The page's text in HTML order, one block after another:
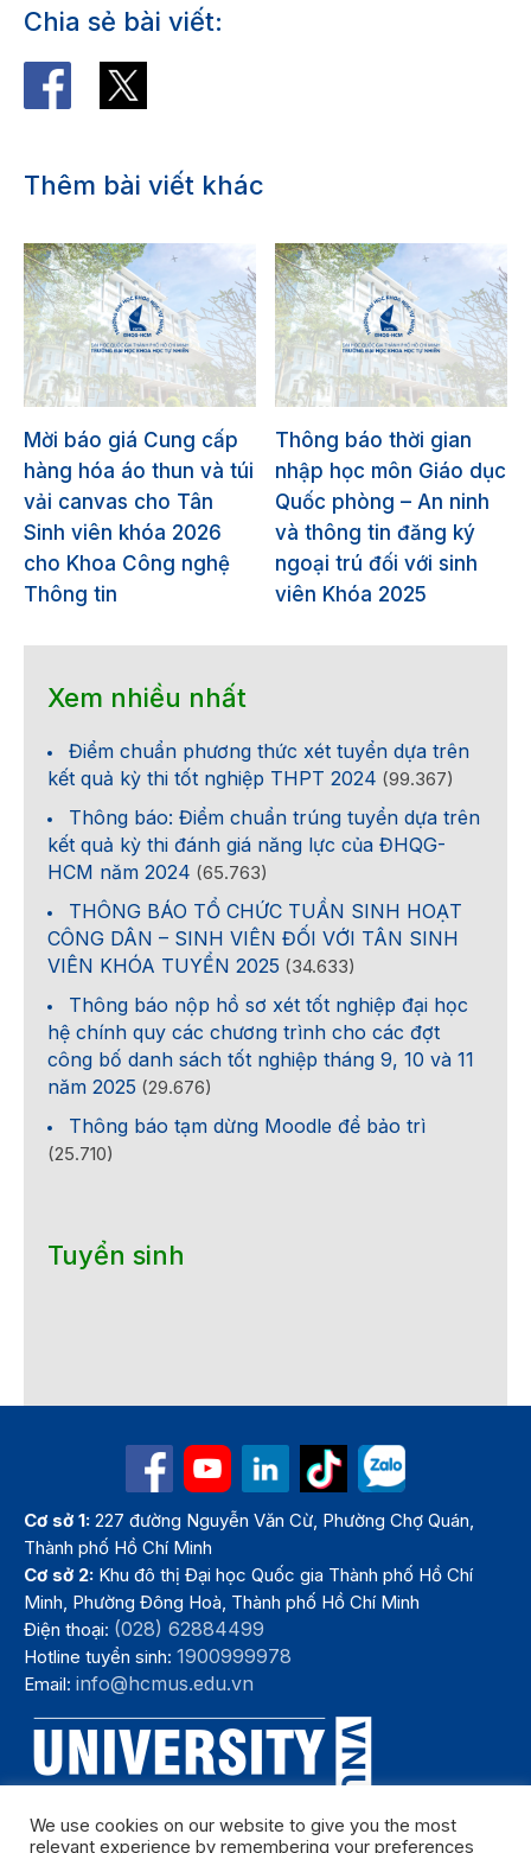
Chia sẻ bài viết:
Thêm bài viết khác
Mời báo giá Cung cấp
hàng hóa áo thun và túi
vải canvas cho Tân
Sinh viên khóa 2026
cho Khoa Công nghệ
Thông tin
Thông báo thời gian
nhập học môn Giáo dục
Quốc phòng – An ninh
và thông tin đăng ký
ngoại trú đối với sinh
viên Khóa 2025
Xem nhiều nhất
Điểm chuẩn phương thức xét tuyển dựa trên
kết quả kỳ thi tốt nghiệp THPT 2024 (99.367)
Thông báo: Điểm chuẩn trúng tuyển dựa trên
kết quả kỳ thi đánh giá năng lực của ĐHQG-
HCM năm 2024 (65.763)
THÔNG BÁO TỔ CHỨC TUẦN SINH HOẠT
CÔNG DÂN – SINH VIÊN ĐỐI VỚI TÂN SINH
VIÊN KHÓA TUYỂN 2025 (34.633)
Thông báo nộp hồ sơ xét tốt nghiệp đại học
hệ chính quy các chương trình cho các đợt
công bố danh sách tốt nghiệp tháng 9, 10 và 11
năm 2025 (29.676)
Thông báo tạm dừng Moodle để bảo trì
(25.710)
Tuyển sinh
Cơ sở 1: 227 đường Nguyễn Văn Cừ, Phường Chợ Quán,
Thành phố Hồ Chí Minh
Cơ sở 2: Khu đô thị Đại học Quốc gia Thành phố Hồ Chí
Minh, Phường Đông Hoà, Thành phố Hồ Chí Minh
Điện thoại: (028) 62884499
Hotline tuyển sinh:1900999978
Email:info@hcmus.edu.vn
We use cookies on our website to give you the most
relevant experience by remembering your preferences